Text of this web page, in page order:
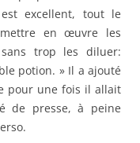
excellent, tout le
en œuvre les
sans trop les diluer:
potion. » Il a ajouté
pour une fois il allait
de presse, à peine